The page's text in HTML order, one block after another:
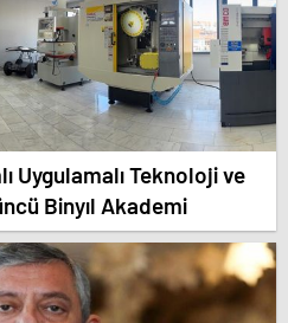
Uygulamalı Teknoloji ve
Binyıl Akademi